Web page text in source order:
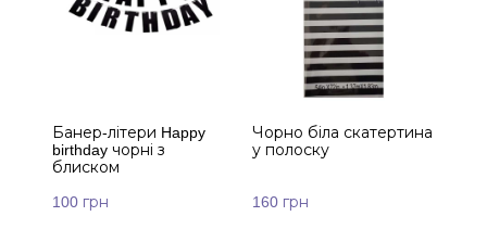
Банер-літери Happy
birthday чорні з
блиском
100 грн
Чорно біла скатертина
у полоску
160 грн